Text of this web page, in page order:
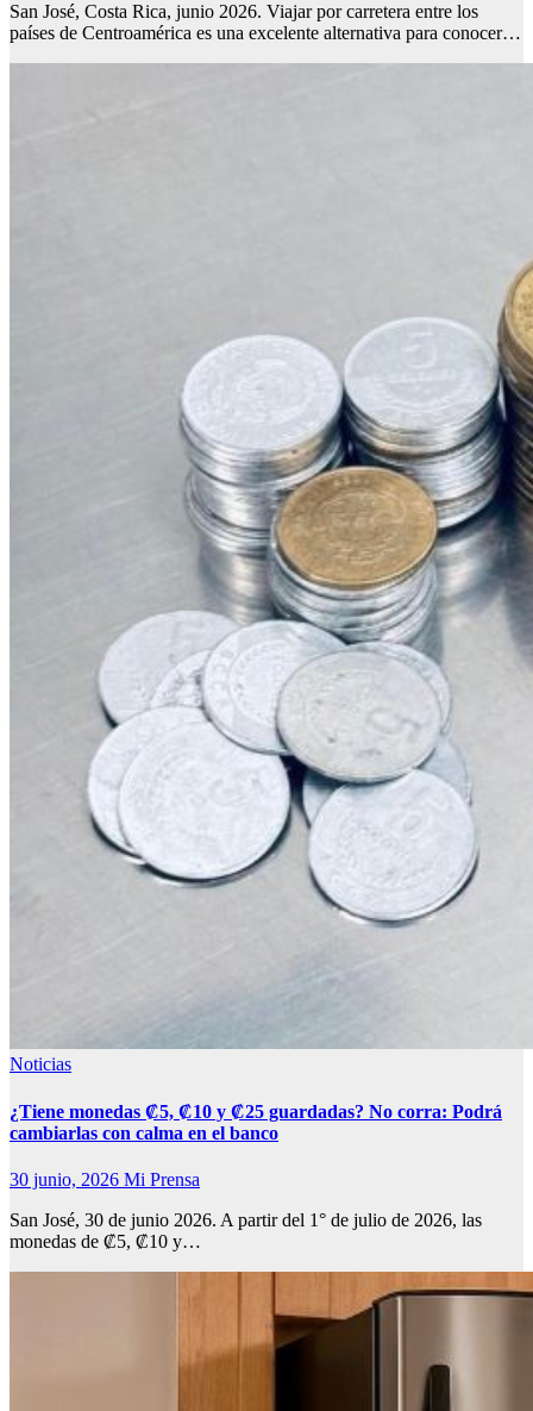
San José, Costa Rica, junio 2026. Viajar por carretera entre los
países de Centroamérica es una excelente alternativa para conocer…
Noticias
¿Tiene monedas ₡5, ₡10 y ₡25 guardadas? No corra: Podrá
cambiarlas con calma en el banco
30 junio, 2026 Mi Prensa
San José, 30 de junio 2026. A partir del 1° de julio de 2026, las
monedas de ₡5, ₡10 y…